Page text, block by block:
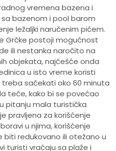
vremena bazena i
bazenom i pool barom
ležaljki naručenim pićem.
Grčke postoji mogućnost
ili nestanka naročito na
objekata, najčešće onda
u isto vreme koristi
sačekati oko 60 minuta
teče, kako bi se povećao
pitanju mala turistička
pravljena za korišćenje
u njima, korišćenje
redukovano ili otežano u
turisti vraćaju sa plaže i